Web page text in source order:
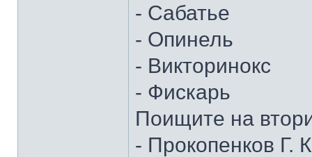
- Сабатье
- Опинель
- Викторинокс
- Фискарь
Поищите на
- Прокопенков Г.